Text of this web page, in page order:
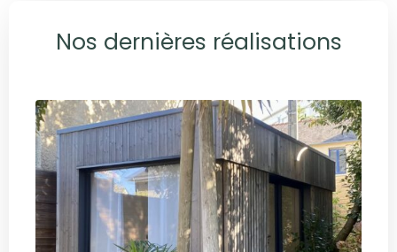
Nos dernières réalisations